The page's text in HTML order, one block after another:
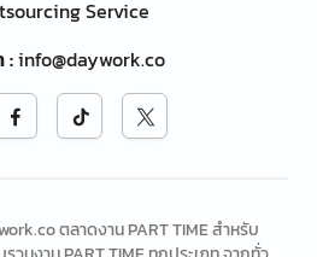
Service
:info@daywork.co
ตลาดงาน PART TIME สำหรับ